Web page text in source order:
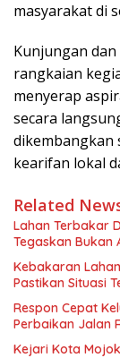
masyarakat di
Kunjungan
rangkaian
menyerap
secara
dikembangkan
kearifan lokal
Related
Lahan Terbakar
Tegaskan Bukan
Kebakaran
Pastikan Situasi
Respon Cepat
Perbaikan Jalan
Kejari Kota